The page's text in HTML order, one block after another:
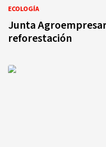
ECOLOGÍA
Junta
reforestación